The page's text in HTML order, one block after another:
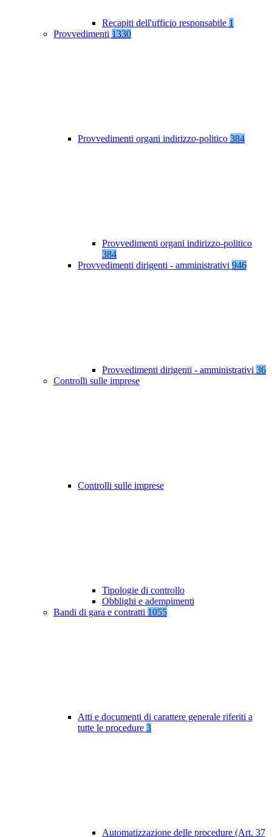
Recapiti dell'ufficio responsabile 1
Provvedimenti 1330
Provvedimenti organi indirizzo-politico 384
Provvedimenti organi indirizzo-politico
384
Provvedimenti dirigenti - amministrativi 946
Provvedimenti dirigenti - amministrativi 36
Controlli sulle imprese
Controlli sulle imprese
Tipologie di controllo
Obblighi e adempimenti
Bandi di gara e contratti 1055
Atti e documenti di carattere generale riferiti a
tutte le procedure 3
Automatizzazione delle procedure (Art. 37